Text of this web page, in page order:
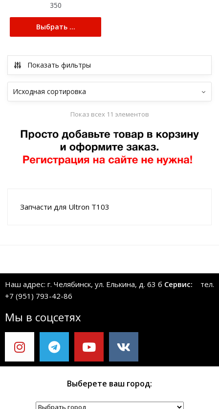
350
Выбрать ...
Показать фильтры
Показ всех 11 элементов
Запчасти для Ultron T103
Наш адрес: г. Челябинск, ул. Елькина, д. 63 б Сервис: тел.
+7 (951) 793-42-86
Мы в соцсетях
Выберете ваш город: